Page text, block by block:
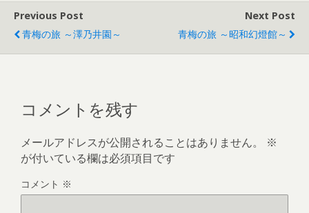
Previous Post
青梅の旅 ～澤乃井園～
Next Post
青梅の旅 ～昭和幻燈館～
コメントを残す
メールアドレスが公開されることはありません。
※
が付いている欄は必須項目です
コメント ※